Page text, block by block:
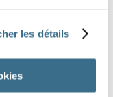
les détails